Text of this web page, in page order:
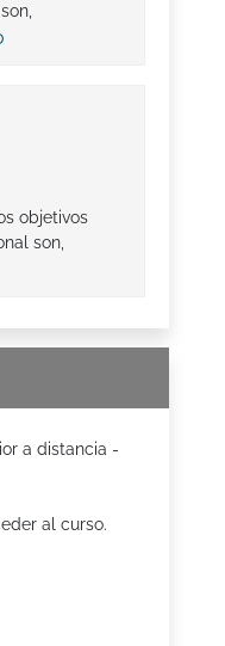
objetivos
son,
a distancia -
al curso.